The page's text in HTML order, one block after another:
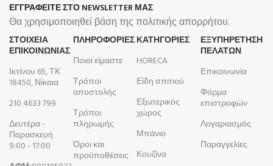
ΕΓΓΡΑΦΕΙΤΕ ΣΤΟ NEWSLETTER ΜΑΣ
Θα χρησιμοποιηθεί βάση της πολιτικής απορρήτου.
ΣΤΟΙΧΕΙΑ
ΕΠΙΚΟΙΝΩΝΙΑΣ
Ικτίνου 65, ΤΚ
18450, Νίκαια
210 4633 799
Δευτέρα -
Παρασκευή
9:00 - 17:00
ΠΛΗΡΟΦΟΡΊΕΣ
Ποιοί είμαστε
Τρόποι
αποστολής
Τρόποι
πληρωμής
Όροι και
προϋποθέσεις
ΚΑΤΗΓΟΡΙΕΣ
HORECA
Είδη σπιτιού
Εξωτερικός
χώρος
Μπάνιο
Κουζίνα
ΕΞΥΠΗΡΕΤΗΣΗ
ΠΕΛΑΤΩΝ
Επικοινωνία
Φόρμα
επιστροφών
Λογαριασμός
Παραγγελίες